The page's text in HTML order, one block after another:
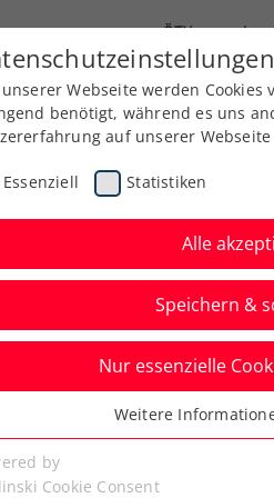
ÖTV
Ausbildung Services
Sports
&
Webseite werden Cookies
benötigt, während es uns
auf unserer
Essenziell Statistiken
Alle
Speichern &
Nur essenzielle
Cookies werden für
benötigt. Dadurch ist
Weitere
by
Cookie Consent